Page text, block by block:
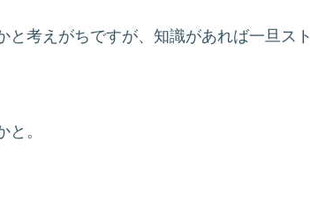
考えがちですが、知識があれば一旦スト
。